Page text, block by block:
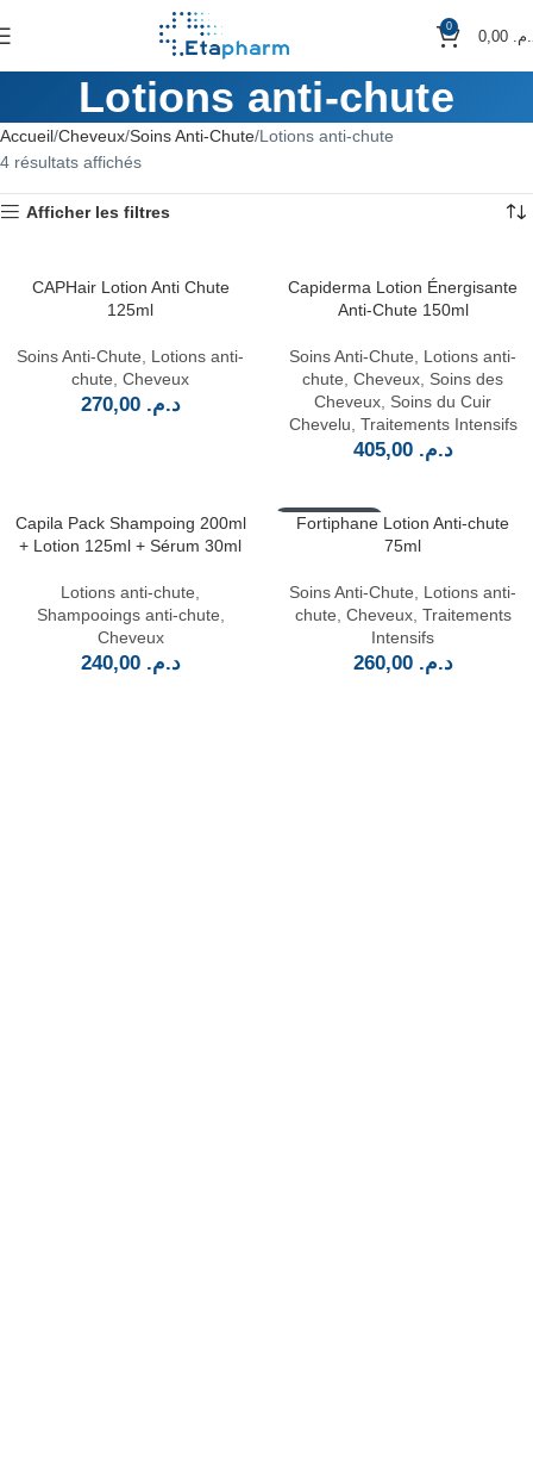
0
Lotions anti-chute
Accueil Cheveux Soins Anti-Chute Lotions anti-chute
4 résultats affichés
Afficher les filtres
CAPHair Lotion Anti Chute
125ml
Soins Anti-Chute
Lotions anti-
chute Cheveux
د.م. 270,00
Capiderma Lotion Énergisante
Anti-Chute 150ml
Soins Anti-Chute
Lotions anti-
chute Cheveux Soins des
Cheveux Soins du Cuir
Chevelu Traitements Intensifs
د.م. 405,00
Capila Pack Shampoing 200ml
+ Lotion 125ml + Sérum 30ml
Lotions anti-chute
Shampooings anti-chute
Cheveux
د.م. 240,00
EN RUPTURE
Fortiphane Lotion Anti-chute
75ml
Soins Anti-Chute
Lotions anti-
chute Cheveux, Traitements
Intensifs
د.م. 260,00